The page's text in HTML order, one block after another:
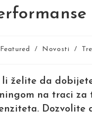
Featured / Novosti /
li želite da
na traci za
Dozvolite